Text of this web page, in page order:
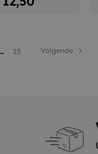
23 Volgende 